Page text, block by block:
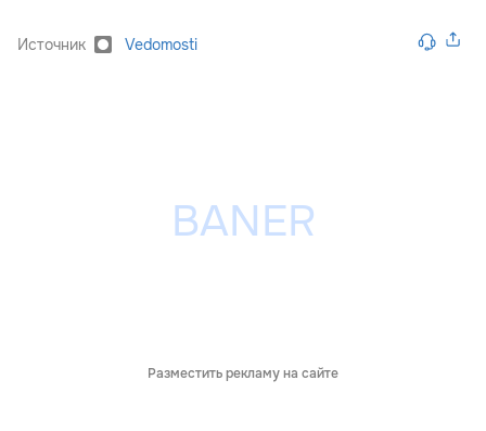
Источник Vedomosti
Разместить рекламу на сайте